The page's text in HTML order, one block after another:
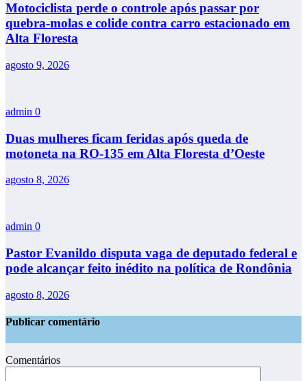
Motociclista perde o controle após passar por
quebra-molas e colide contra carro estacionado em
Alta Floresta
agosto 9, 2026
admin 0
Duas mulheres ficam feridas após queda de
motoneta na RO-135 em Alta Floresta d’Oeste
agosto 8, 2026
admin 0
Pastor Evanildo disputa vaga de deputado federal e
pode alcançar feito inédito na política de Rondônia
agosto 8, 2026
Publicar comentário
Comentários